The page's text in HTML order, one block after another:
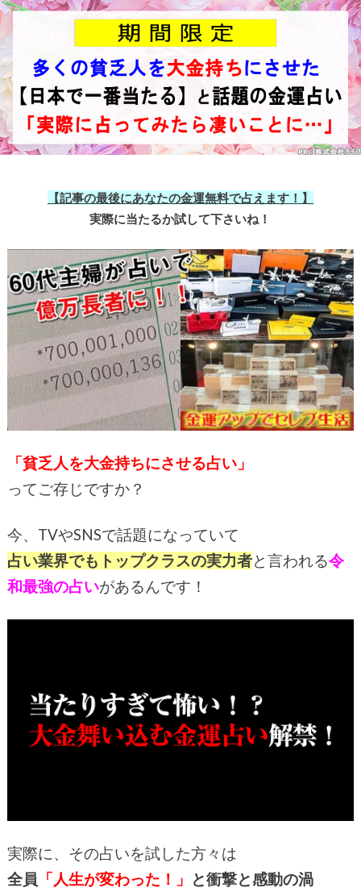
【記事の最後にあなたの金運無料で占えます！】
実際に当たるか試して下さいね！
「貧乏人を大金持ちにさせる占い」
ってご存じですか？
今、TVやSNSで話題になっていて
占い業界でもトップクラスの実力者と言われる令
和最強の占いがあるんです！
実際に、その占いを試した方々は
全員 「人生が変わった！」 と衝撃と感動の渦